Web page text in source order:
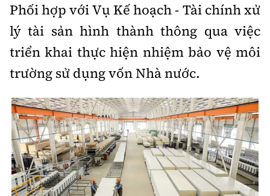
Phối hợp với Vụ Kế hoạch - Tài chính xử
lý tài sản hình thành thông qua việc
triển khai thực hiện nhiệm bảo vệ môi
trường sử dụng vốn Nhà nước.